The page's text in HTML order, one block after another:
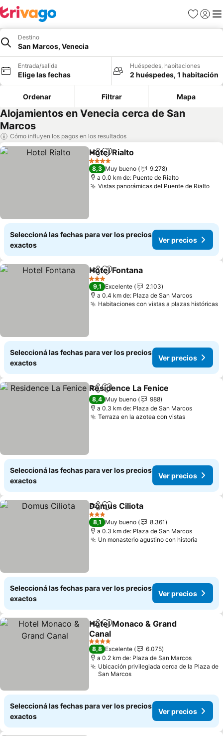
Favoritos
Iniciar
Destino
San Marcos, Venecia
Entrada/salida
Elige las fechas
Huéspedes, habitaciones
2 huéspedes, 1 habitación
Ordenar Filtrar Mapa
Alojamientos en Venecia cerca de San
Marcos
Cómo influyen los pagos en los resultados
CompartirAñadir a favoritos
Hotel Rialto
4 Estrellas
8,3 Muy bueno
9.278
a 0.0 km de: Puente de Rialto
Vistas panorámicas del Puente de Rialto
Seleccioná las fechas para ver los precios
exactos
Ver precios
CompartirAñadir a favoritos
Hotel Fontana
3 Estrellas
9,1 Excelente
2.103
a 0.4 km de: Plaza de San Marcos
Habitaciones con vistas a plazas históricas
Seleccioná las fechas para ver los precios
exactos
Ver precios
CompartirAñadir a favoritos
Residence La Fenice
8,4 Muy bueno
988
a 0.3 km de: Plaza de San Marcos
Terraza en la azotea con vistasVer
Seleccioná las fechas para ver los precios
exactos
Ver precios
CompartirAñadir a favoritos
Domus Ciliota
3 Estrellas
8,1 Muy bueno
8.361
a 0.3 km de: Plaza de San Marcos
Un monasterio agustino con historia
Seleccioná las fechas para ver los precios
exactos
Ver precios
CompartirAñadir a favoritos
Hotel Monaco & Grand
Canal
Ver precios
4 Estrellas
8,8 Excelente
6.075
a 0.2 km de: Plaza de San Marcos
Ubicación privilegiada cerca de la Plaza de
San Marcos
Seleccioná las fechas para ver los precios
exactos
Ver precios